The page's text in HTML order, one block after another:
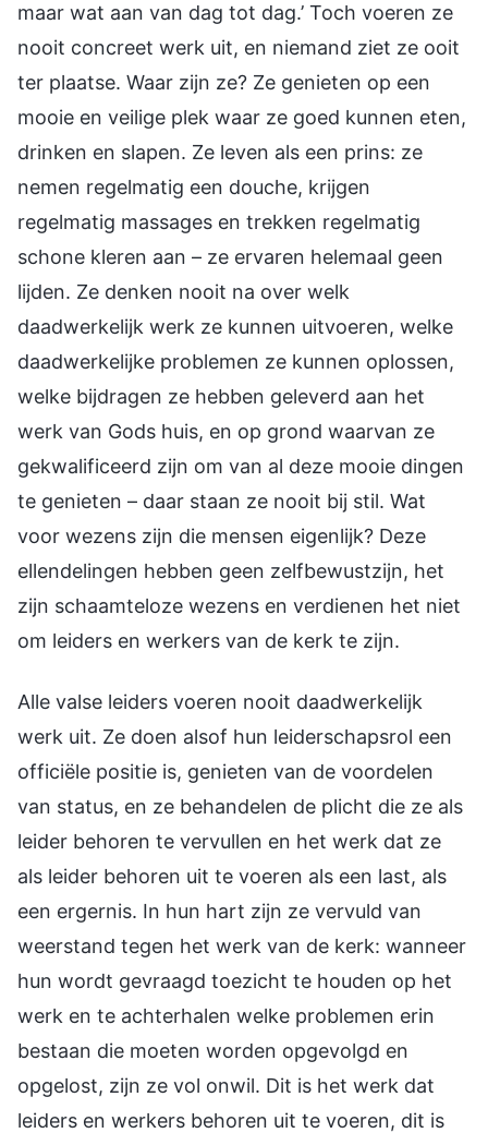
maar wat aan van dag tot dag.’ Toch voeren ze
nooit concreet werk uit, en niemand ziet ze ooit
ter plaatse. Waar zijn ze? Ze genieten op een
mooie en veilige plek waar ze goed kunnen eten,
drinken en slapen. Ze leven als een prins: ze
nemen regelmatig een douche, krijgen
regelmatig massages en trekken regelmatig
schone kleren aan – ze ervaren helemaal geen
lijden. Ze denken nooit na over welk
daadwerkelijk werk ze kunnen uitvoeren, welke
daadwerkelijke problemen ze kunnen oplossen,
welke bijdragen ze hebben geleverd aan het
werk van Gods huis, en op grond waarvan ze
gekwalificeerd zijn om van al deze mooie dingen
te genieten – daar staan ze nooit bij stil. Wat
voor wezens zijn die mensen eigenlijk? Deze
ellendelingen hebben geen zelfbewustzijn, het
zijn schaamteloze wezens en verdienen het niet
om leiders en werkers van de kerk te zijn.
Alle valse leiders voeren nooit daadwerkelijk
werk uit. Ze doen alsof hun leiderschapsrol een
officiële positie is, genieten van de voordelen
van status, en ze behandelen de plicht die ze als
leider behoren te vervullen en het werk dat ze
als leider behoren uit te voeren als een last, als
een ergernis. In hun hart zijn ze vervuld van
weerstand tegen het werk van de kerk: wanneer
hun wordt gevraagd toezicht te houden op het
werk en te achterhalen welke problemen erin
bestaan die moeten worden opgevolgd en
opgelost, zijn ze vol onwil. Dit is het werk dat
leiders en werkers behoren uit te voeren, dit is